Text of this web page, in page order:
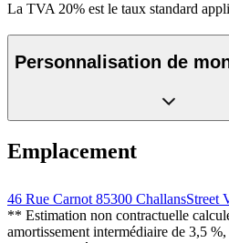
La TVA 20% est le taux standard
Personnalisation de
Emplacement
46 Rue Carnot 85300 ChallansStreet
** Estimation non contractuelle
amortissement intermédiaire de 3,5